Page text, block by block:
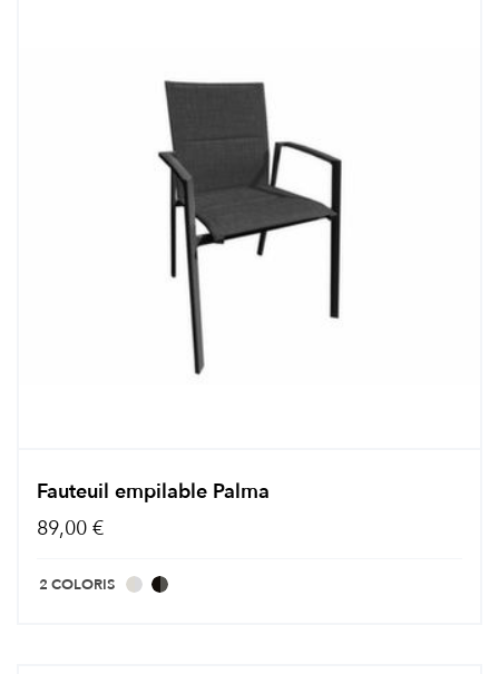
Fauteuil empilable Palma
89,00 €
2 COLORIS